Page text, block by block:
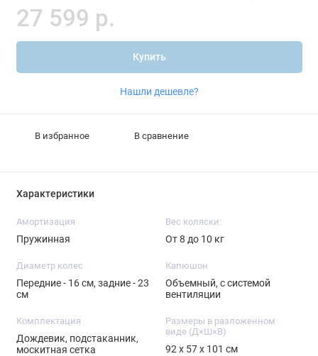
27 599 р.
Купить
Нашли дешевле?
В избранное В сравнение
Характеристики
Амортизация
Пружинная
Вес коляски:
От 8 до 10 кг
Диаметр колес
Передние - 16 см, задние - 23
см
Капюшон
Объемный, с системой
вентиляции
Комплектация
Дождевик, подстаканник,
москитная сетка
Размеры в разложенном
виде (Д×Ш×В)
92 х 57 х 101 см